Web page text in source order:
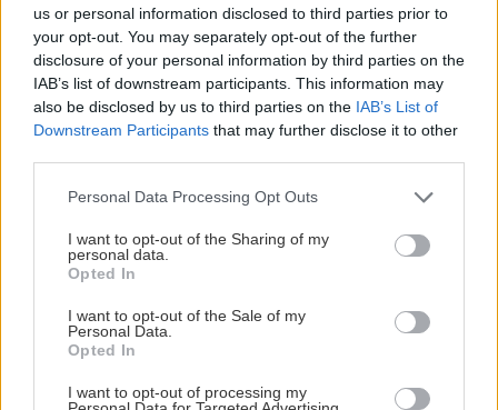
us or personal information disclosed to third parties prior to
your opt-out. You may separately opt-out of the further
disclosure of your personal information by third parties on the
IAB’s list of downstream participants. This information may
also be disclosed by us to third parties on the IAB’s List of
Downstream Participants that may further disclose it to other
Please note that this website/app uses one or more Google
not limited to your visit or usage behaviour. You may click to
grant or deny consent to Google and its third-party tags to
use your data for below specified purposes in below Google
consent section.
Personal Data Processing Opt Outs
I want to opt-out of the Sharing of my
personal data.
Opted In
I want to opt-out of the Sale of my
Personal Data.
Opted In
I want to opt-out of processing my